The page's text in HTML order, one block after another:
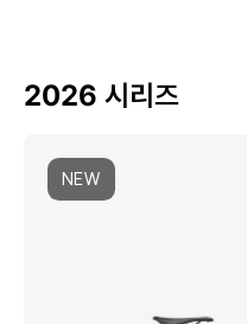
2026 시리즈
NEW